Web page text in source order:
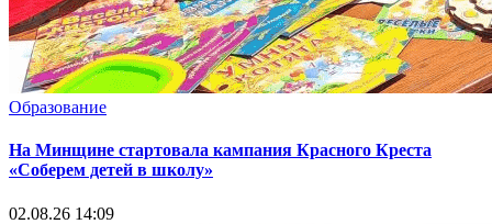
Образование
На Минщине стартовала кампания Красного Креста
«Соберем детей в школу»
02.08.26 14:09